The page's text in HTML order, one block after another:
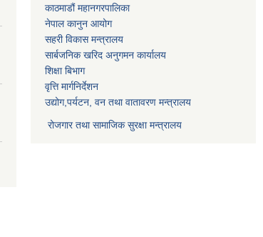
काठमाडौं महानगरपालिका
नेपाल कानुन आयोग
सहरी विकास मन्त्रालय
सार्बजनिक खरिद अनुगमन कार्यालय
शिक्षा बिभाग
वृत्ति मार्गनिर्देशन
उद्योग,पर्यटन, वन तथा वातावरण मन्त्रालय
रोजगार तथा सामाजिक सुरक्षा मन्त्रालय